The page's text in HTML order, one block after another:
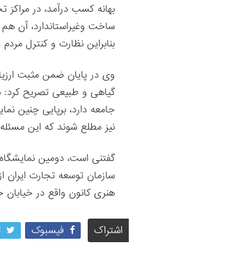
بهانه کسب درآمد، در
ساخت وغیراستاندارد، آن
بنابراین نظارت و کنترل
وی در پایان ضمن مثبت
گیاهی و طبیعی تصریح کرد:
جامعه دارد، برپایی چنین
نیز مطلع شوند که این
گفتنی است، دومین
هنری کانون واقع در
اشتراک فیسبوک